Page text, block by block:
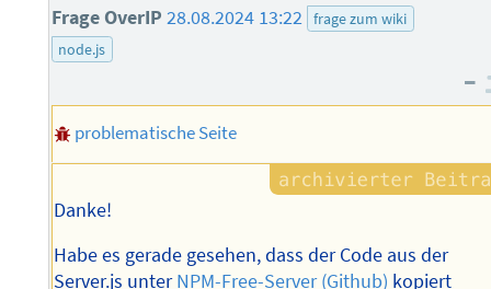
Frage OverIP 28.08.2024 13:22 frage zum wiki
node.js
–
problematische Seite
Danke!
Habe es gerade gesehen, dass der Code aus der
Server.js unterNPM-Free-Server (Github) kopiert